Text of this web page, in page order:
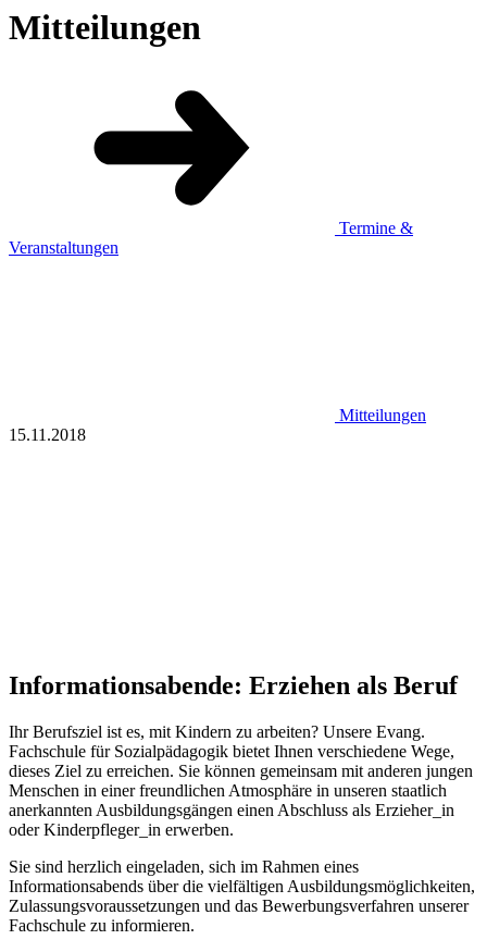
Mitteilungen
Termine &
Veranstaltungen
Mitteilungen
15.11.2018
Informationsabende: Erziehen als Beruf
Ihr Berufsziel ist es, mit Kindern zu arbeiten? Unsere Evang.
Fachschule für Sozialpädagogik bietet Ihnen verschiedene Wege,
dieses Ziel zu erreichen. Sie können gemeinsam mit anderen jungen
Menschen in einer freundlichen Atmosphäre in unseren staatlich
anerkannten Ausbildungsgängen einen Abschluss als Erzieher_in
oder Kinderpfleger_in erwerben.
Sie sind herzlich eingeladen, sich im Rahmen eines
Informationsabends über die vielfältigen Ausbildungsmöglichkeiten,
Zulassungsvoraussetzungen und das Bewerbungsverfahren unserer
Fachschule zu informieren.